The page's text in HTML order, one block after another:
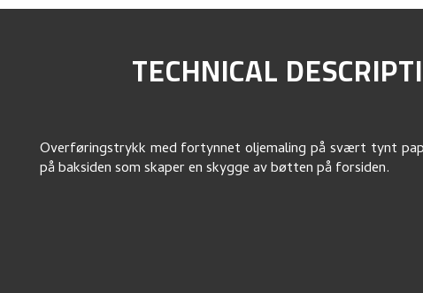
TECHNICAL
Overføringstrykk med fortynnet oljemaling på svært tynt
på baksiden som skaper en skygge av bøtten på forsiden.